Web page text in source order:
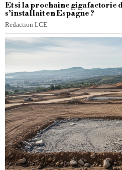
Et si la prochaine gigafactorie
s’installait en Espagne ?
Redaction LCE